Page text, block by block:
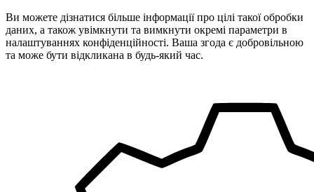
Ви можете дізнатися більше інформації про цілі такої обробки
даних, а також увімкнути та вимкнути окремі параметри в
налаштуваннях конфіденційності. Ваша згода є добровільною
та може бути відкликана в будь-який час.